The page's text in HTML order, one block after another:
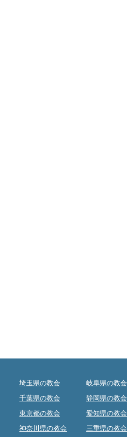
埼玉県の教会
千葉県の教会
東京都の教会
神奈川県の教会
岐阜県の教会
静岡県の教会
愛知県の教会
三重県の教会